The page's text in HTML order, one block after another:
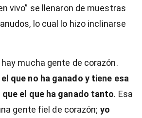
vivo” se llenaron de muestras
lo cual lo hizo inclinarse
mucha gente de corazón.
que no ha ganado y tiene esa
el que ha ganado tanto. Esa
gente fiel de corazón; yo